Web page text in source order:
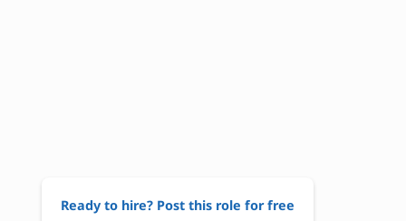
Ready to hire? Post this role for free